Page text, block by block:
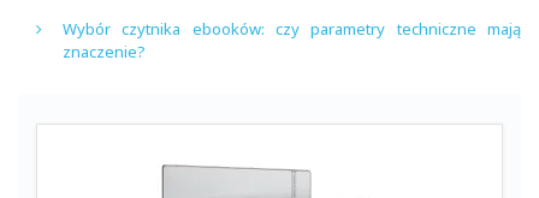
Wybór czytnika ebooków: czy parametry techniczne mają
znaczenie?